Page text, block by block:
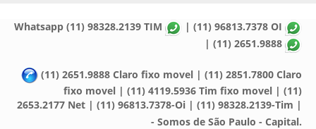
Whatsapp (11) 98328.2139 TIM
| (11) 96813.7378 OI
| (11) 2651.9888
(11) 2651.9888 Claro fixo movel | (11) 2851.7800 Claro
fixo movel | (11) 4119.5936 Tim fixo movel | (11)
2653.2177 Net | (11) 96813.7378-Oi | (11) 98328.2139-Tim |
- Somos de São Paulo - Capital.